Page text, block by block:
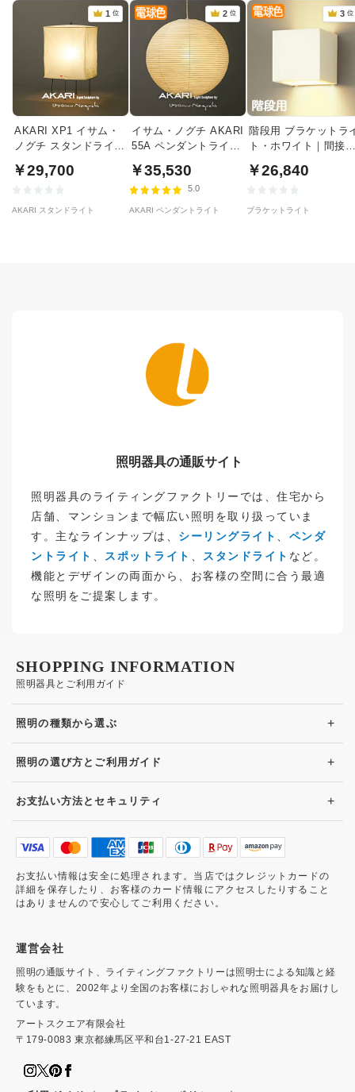
AKARI XP1 イサム・
ノグチ スタンドライト
￥29,700
AKARI スタンドライト
イサム・ノグチ AKARI
55A ペンダントライト
￥35,530
5.0
AKARI ペンダントライト
階段用 ブラケットラ
ト・ホワイト｜間接
￥26,840
ブラケットライト
照明器具の通販サイト
照明器具のライティングファクトリーでは、住宅から
店舗、マンションまで幅広い照明を取り扱っていま
す。主なラインナップは、 シーリングライト
ペンダ
ントライト
スポットライト スタンドライト など。
機能とデザインの両面から、お客様の空間に合う最適
な照明をご提案します。
照明器具とご利用ガイド
SHOPPING INFORMATION
照明の種類から選ぶ +
照明の選び方とご利用ガイド +
お支払い方法とセキュリティ +
お支払い情報は安全に処理されます。当店ではクレジットカードの
詳細を保存したり、お客様のカード情報にアクセスしたりすること
はありませんので安心してご利用ください。
運営会社
照明の通販サイト、ライティングファクトリーは照明士による知識と経
験をもとに、2002年より全国のお客様におしゃれな照明器具をお届けし
ています。
アートスクエア有限会社
〒179-0083 東京都練馬区平和台1-27-21 EAST